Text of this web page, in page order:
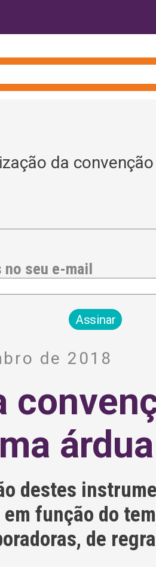
da
seu e-mail
de 2018
destes
função do
de